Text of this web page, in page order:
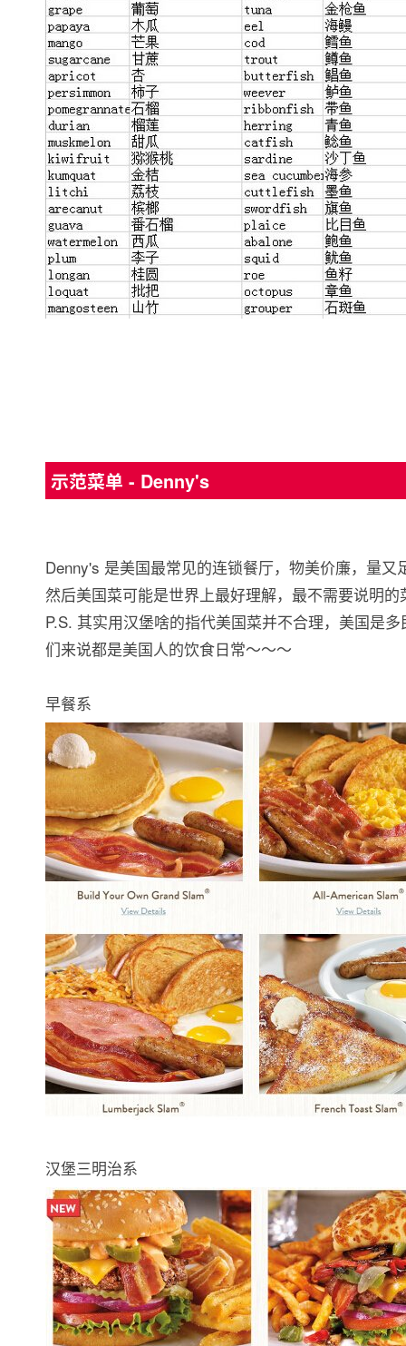
示范菜单 - Denny's
Denny's 是美国最常见的连锁餐厅，物美价廉，量又
然后美国菜可能是世界上最好理解，最不需要说明的
P.S. 其实用汉堡啥的指代美国菜并不合理，美国是
们来说都是美国人的饮食日常～～～
早餐系
汉堡三明治系